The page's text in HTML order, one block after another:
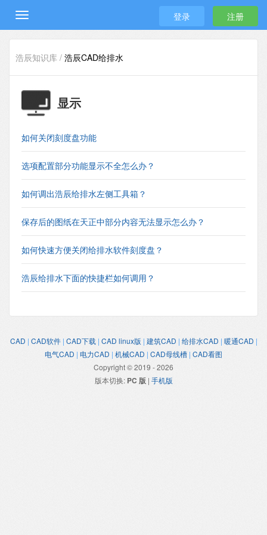
登录 注册
浩辰知识库 / 浩辰CAD给排水
显示
如何关闭刻度盘功能
选项配置部分功能显示不全怎么办？
如何调出浩辰给排水左侧工具箱？
保存后的图纸在天正中部分内容无法显示怎么办？
如何快速方便关闭给排水软件刻度盘？
浩辰给排水下面的快捷栏如何调用？
CAD | CAD软件 | CAD下载 | CAD linux版 | 建筑CAD | 给排水CAD | 暖通CAD |
电气CAD | 电力CAD | 机械CAD | CAD母线槽 | CAD看图
Copyright © 2019 - 2026
版本切换: PC 版 | 手机版